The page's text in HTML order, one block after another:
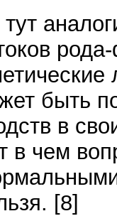
быть
в
в чем
[8]